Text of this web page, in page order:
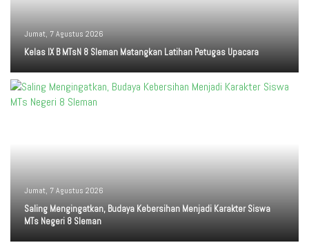
Jumat, 7 Agustus 2026
Kelas IX B MTsN 8 Sleman Matangkan Latihan Petugas Upacara
Jumat, 7 Agustus 2026
Saling Mengingatkan, Budaya Kebersihan Menjadi Karakter Siswa
MTs Negeri 8 Sleman